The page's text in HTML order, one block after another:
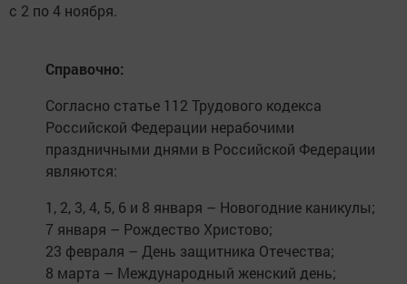
с 2 по 4 ноября.
Справочно:
Согласно статье 112 Трудового кодекса
Российской Федерации нерабочими
праздничными днями в Российской Федерации
являются:
1, 2, 3, 4, 5, 6 и 8 января – Новогодние каникулы;
7 января – Рождество Христово;
23 февраля – День защитника Отечества;
8 марта – Международный женский день;